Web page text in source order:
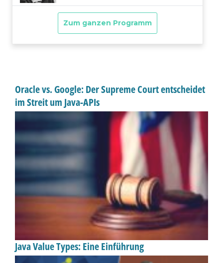
Oracle vs. Google: Der Supreme Court entscheidet
im Streit um Java-APIs
Java Value Types: Eine Einführung